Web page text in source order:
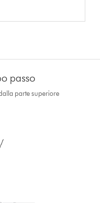
passo
parte superiore